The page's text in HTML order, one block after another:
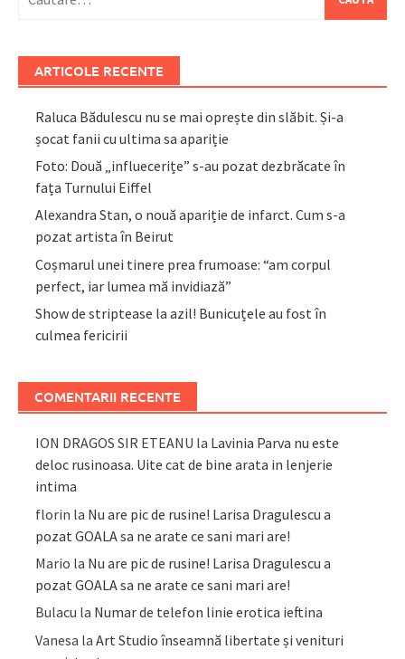
după:
ARTICOLE RECENTE
Raluca Bădulescu nu se mai oprește din slăbit. Și-a
șocat fanii cu ultima sa apariție
Foto: Două „influecerițe” s-au pozat dezbrăcate în
fața Turnului Eiffel
Alexandra Stan, o nouă apariție de infarct. Cum s-a
pozat artista în Beirut
Coșmarul unei tinere prea frumoase: “am corpul
perfect, iar lumea mă invidiază”
Show de striptease la azil! Bunicuțele au fost în
culmea fericirii
COMENTARII RECENTE
ION DRAGOS SIR ETEANU la Lavinia Parva nu este
deloc rusinoasa. Uite cat de bine arata in lenjerie
intima
florin la Nu are pic de rusine! Larisa Dragulescu a
pozat GOALA sa ne arate ce sani mari are!
Mario la Nu are pic de rusine! Larisa Dragulescu a
pozat GOALA sa ne arate ce sani mari are!
Bulacu la Numar de telefon linie erotica ieftina
Vanesa laArt Studio înseamnă libertate și venituri